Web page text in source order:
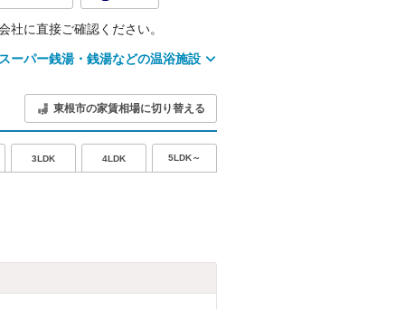
に直接ご確認ください。
ーパー銭湯・銭湯などの温浴施設
東根市の家賃相場に切り替える
3LDK 4LDK 5LDK～